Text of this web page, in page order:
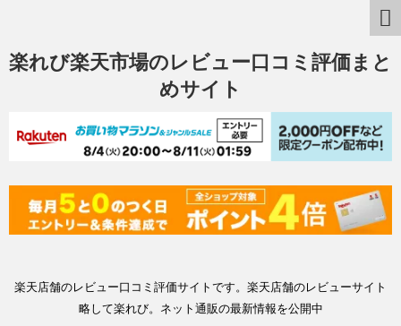
楽れび楽天市場のレビュー口コミ評価まと
めサイト
楽天店舗のレビュー口コミ評価サイトです。楽天店舗のレビューサイト
略して楽れび。ネット通販の最新情報を公開中